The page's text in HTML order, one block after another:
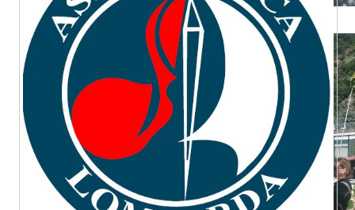
trofeo_bianchi-albrici_guldmann_2014.50.jpg